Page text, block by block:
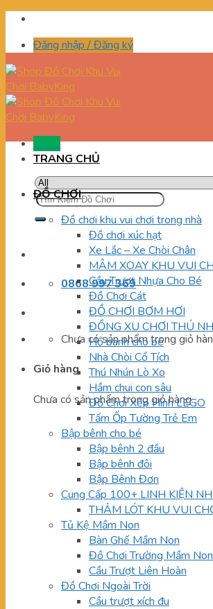
Skip
contentĐăng nhập / Đăng ký
Tìm
kiếm:
0868 997 369
Chưa có sản phẩm trong giỏ
Giỏ hàng
Chưa có sản phẩm trong giỏ hàng.
TRANG CHỦ
ĐỒ CHƠI
Đồ chơi khu vui chơi trong nhà
Đồ chơi xúc hạt
Xe Lắc – Xe Chòi Chân
MÂM XOAY KHU VUI
Cầu Trượt Nhựa Cho Bé
Đồ Chơi Cát
ĐỒ CHƠI BƠM HƠI
ĐỒNG XU CHƠI THÚ
Hồ banh cho bé
Nhà Chòi Cổ Tích
Thú Nhún Lò Xo
Hầm chui con sâu
Đồ Chơi Xếp Hình LEGO
Tấm Ốp Tường Trẻ Em
Bập bênh cho bé
Bập bênh 2 đầu
Bập bênh đôi
Bập Bênh Đơn
Cung Cấp 100+ LINH KIỆN
THẢM LÓT KHU VUI
Tủ Kệ Mầm Non
Bàn Ghế Mầm Non
Đồ Chơi Trường Mầm Non
Cầu Trượt Liên Hoàn
Đồ Chơi Ngoài Trời
Cầu trượt xích đu